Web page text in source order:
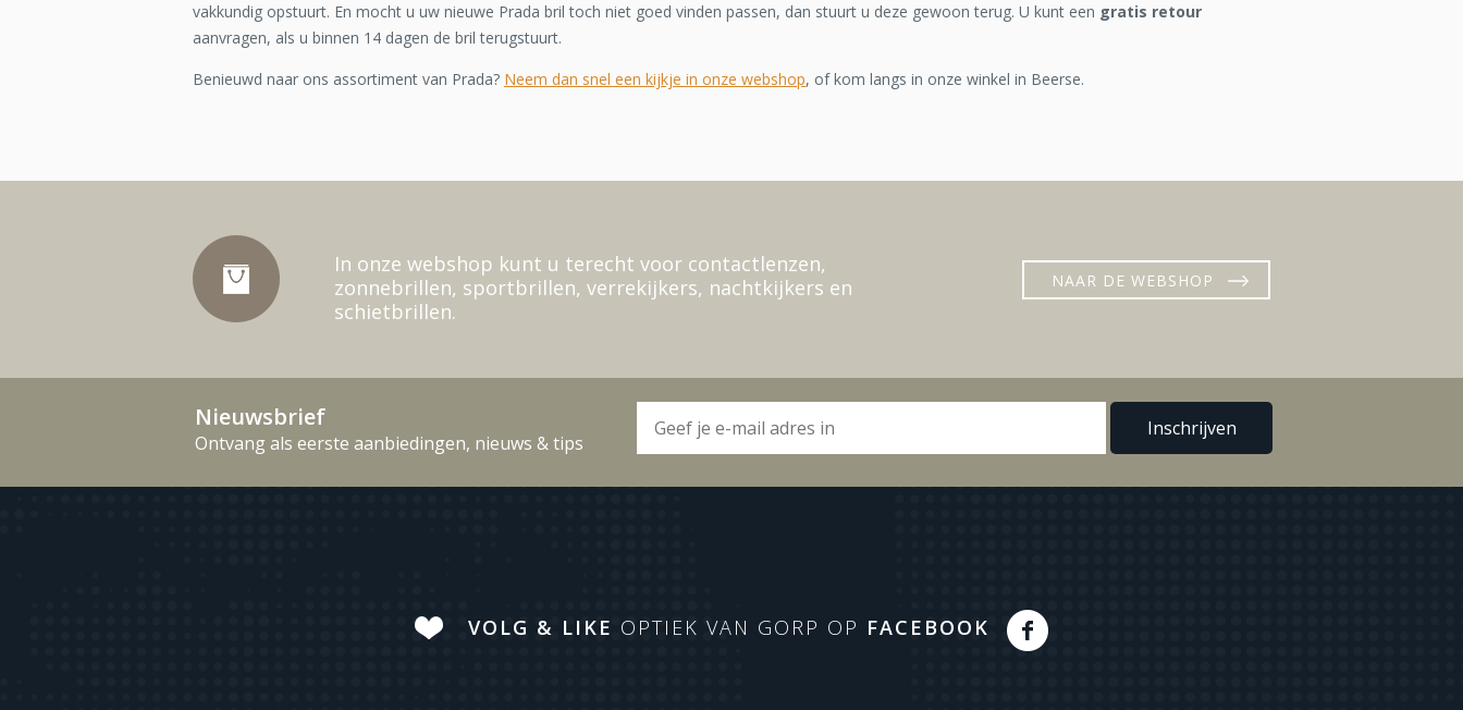
vakkundig opstuurt. En mocht u uw nieuwe Prada bril toch niet goed vinden passen, dan stuurt u deze gewoon terug. U kunt een gratis retour
aanvragen, als u binnen 14 dagen de bril terugstuurt.
Benieuwd naar ons assortiment van Prada? Neem dan snel een kijkje in onze webshop, of kom langs in onze winkel in Beerse.
In onze webshop kunt u terecht voor contactlenzen,
zonnebrillen, sportbrillen, verrekijkers, nachtkijkers en
schietbrillen.
NAAR DE WEBSHOP
Nieuwsbrief
Ontvang als eerste aanbiedingen, nieuws & tips
VOLG & LIKE OPTIEK VAN GORP OP FACEBOOK